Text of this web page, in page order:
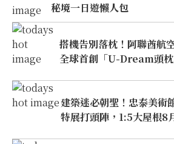
秘境一日遊懶人包
搭機告別落枕！阿聯酋航
全球首創「U-Dream頭
建築迷必朝聖！忠泰美術
特展打頭陣，1:5大屋根8